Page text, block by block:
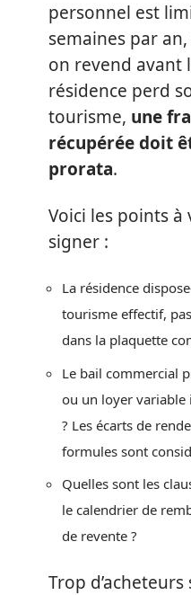
personnel est
semaines par
on revend avant
résidence perd
tourisme, une
récupérée doit
prorata.
Voici les points
signer :
La résidence
tourisme effectif,
dans la plaquette
Le bail commercial
ou un loyer variable
? Les écarts de
formules sont
Quelles sont les
le calendrier de
de revente ?
Trop